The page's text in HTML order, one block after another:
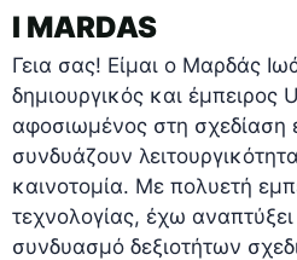
I MARDAS
Γεια σας! Είμαι ο Μαρδάς
δημιουργικός και έμπειρος
αφοσιωμένος στη σχεδίαση
συνδυάζουν
καινοτομία. Με πολυετή
τεχνολογίας, έχω
συνδυασμό δεξιοτήτων